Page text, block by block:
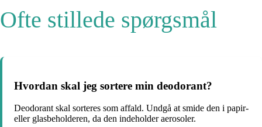
Ofte stillede spørgsmål
Hvordan skal jeg sortere min deodorant?
Deodorant skal sorteres som affald. Undgå at smide den i papir-
eller glasbeholderen, da den indeholder aerosoler.